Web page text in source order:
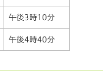
午後3時10分
午後4時40分